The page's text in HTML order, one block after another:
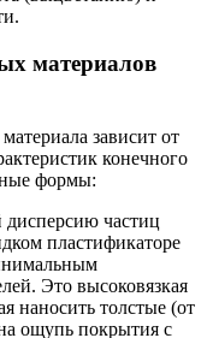
материалов
зависит от
конечного
формы:
дисперсию частиц
пластификаторе
Это высоковязкая
наносить толстые (от
ощупь покрытия с